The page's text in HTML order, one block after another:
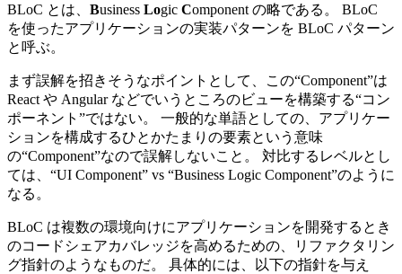
BLoC とは、 Business Logic Component の略である。 BLoC
を使ったアプリケーションの実装パターンを BLoC パターン
と呼ぶ。
まず誤解を招きそうなポイントとして、この“Component”は
React や Angular などでいうところのビューを構築する“コン
ポーネント”ではない。 一般的な単語としての、アプリケー
ションを構成するひとかたまりの要素という意味
の“Component”なので誤解しないこと。 対比するレベルとし
ては、“UI Component” vs “Business Logic Component”のように
なる。
BLoC は複数の環境向けにアプリケーションを開発するとき
のコードシェアカバレッジを高めるための、リファクタリン
グ指針のようなものだ。 具体的には、以下の指針を与え